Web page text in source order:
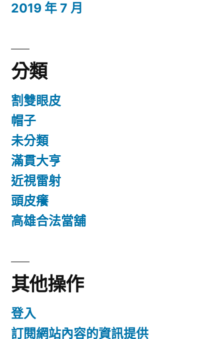
2019 年 7 月
分類
割雙眼皮
帽子
未分類
滿貫大亨
近視雷射
頭皮癢
高雄合法當舖
其他操作
登入
訂閱網站內容的資訊提供